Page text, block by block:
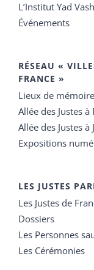
L’Institut Yad
Événements
RÉSEAU «
FRANCE »
Lieux de mémoire
Allée des Justes à
Allée des Justes à
Expositions
LES JUSTES
Les Justes de
Dossiers
Les Personnes
Les Cérémonies